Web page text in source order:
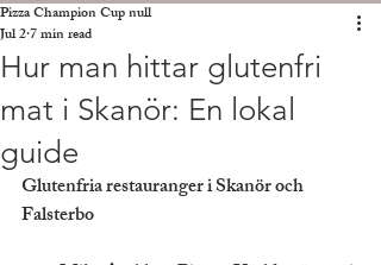
Hur man hittar glutenfri
mat i Skanör: En lokal
guide
Pizza Champion Cup null
Jul 27 min read
Glutenfria restauranger i Skanör och
Falsterbo